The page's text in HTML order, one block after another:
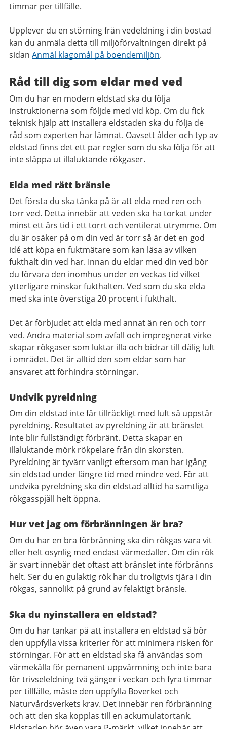
timmar per tillfälle.
Upplever du en störning från vedeldning i din bostad
kan du anmäla detta till miljöförvaltningen direkt på
sidan Anmäl klagomål på boendemiljön.
Råd till dig som eldar med ved
Om du har en modern eldstad ska du följa
instruktionerna som följde med vid köp. Om du fick
teknisk hjälp att installera eldstaden ska du följa de
råd som experten har lämnat. Oavsett ålder och typ av
eldstad finns det ett par regler som du ska följa för att
inte släppa ut illaluktande rökgaser.
Elda med rätt bränsle
Det första du ska tänka på är att elda med ren och
torr ved. Detta innebär att veden ska ha torkat under
minst ett års tid i ett torrt och ventilerat utrymme. Om
du är osäker på om din ved är torr så är det en god
idé att köpa en fuktmätare som kan läsa av vilken
fukthalt din ved har. Innan du eldar med din ved bör
du förvara den inomhus under en veckas tid vilket
ytterligare minskar fukthalten. Ved som du ska elda
med ska inte överstiga 20 procent i fukthalt.
Det är förbjudet att elda med annat än ren och torr
ved. Andra material som avfall och impregnerat virke
skapar rökgaser som luktar illa och bidrar till dålig luft
i området. Det är alltid den som eldar som har
ansvaret att förhindra störningar.
Undvik pyreldning
Om din eldstad inte får tillräckligt med luft så uppstår
pyreldning. Resultatet av pyreldning är att bränslet
inte blir fullständigt förbränt. Detta skapar en
illaluktande mörk rökpelare från din skorsten.
Pyreldning är tyvärr vanligt eftersom man har igång
sin eldstad under längre tid med mindre ved. För att
undvika pyreldning ska din eldstad alltid ha samtliga
rökgasspjäll helt öppna.
Hur vet jag om förbränningen är bra?
Om du har en bra förbränning ska din rökgas vara vit
eller helt osynlig med endast värmedaller. Om din rök
är svart innebär det oftast att bränslet inte förbränns
helt. Ser du en gulaktig rök har du troligtvis tjära i din
rökgas, sannolikt på grund av felaktigt bränsle.
Ska du nyinstallera en eldstad?
Om du har tankar på att installera en eldstad så bör
den uppfylla vissa kriterier för att minimera risken för
störningar. För att en eldstad ska få användas som
värmekälla för pemanent uppvärmning och inte bara
för trivseleldning två gånger i veckan och fyra timmar
per tillfälle, måste den uppfylla Boverket och
Naturvårdsverkets krav. Det innebär ren förbränning
och att den ska kopplas till en ackumulatortank.